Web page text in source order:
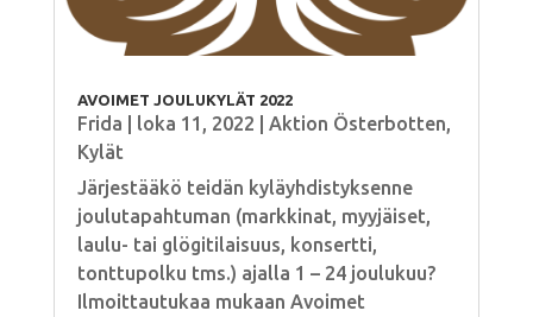
AVOIMET JOULUKYLÄT 2022
Frida loka 11, 2022 Aktion Österbotten,
Kylät
Järjestääkö teidän kyläyhdistyksenne
joulutapahtuman (markkinat, myyjäiset,
laulu- tai glögitilaisuus, konsertti,
tonttupolku tms.) ajalla 1 – 24 joulukuu?
Ilmoittautukaa mukaan Avoimet